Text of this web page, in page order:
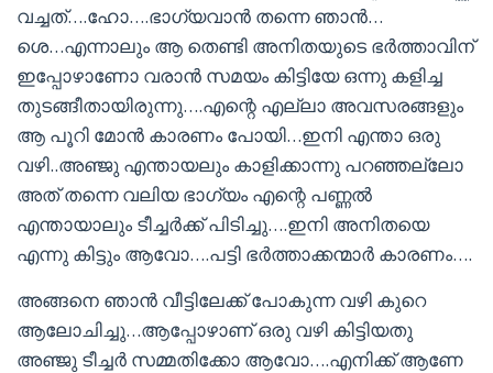
വച്ചത്‌….ഹോ….ഭാഗ്യവാൻ തന്നെ ഞാൻ…
ശെ…എന്നാലും ആ തെണ്ടി അനിതയുടെ ഭർത്താവിന്
ഇപ്പോഴാണോ വരാൻ സമയം കിട്ടിയേ ഒന്നു കളിച്ച
തുടങ്ങീതായിരുന്നു….എന്റെ എല്ലാ അവസരങ്ങളും
ആ പൂറി മോൻ കാരണം പോയി…ഇനി എന്താ ഒരു
വഴി..അഞ്ജു എന്തായലും കാളിക്കാന്നു പറഞ്ഞല്ലോ
അത് തന്നെ വലിയ ഭാഗ്യം എന്റെ പണ്ണൽ
എന്തായാലും ടീച്ചർക്ക് പിടിച്ചു….ഇനി അനിതയെ
എന്നു കിട്ടും ആവോ….പട്ടി ഭർത്താക്കന്മാർ കാരണം….
അങ്ങനെ ഞാൻ വീട്ടിലേക്ക് പോകുന്ന വഴി കുറെ
ആലോചിച്ചു…ആപ്പോഴാണ് ഒരു വഴി കിട്ടിയതു
അഞ്ജു ടീച്ചർ സമ്മതിക്കോ ആവോ….എനിക്ക് ആണേ